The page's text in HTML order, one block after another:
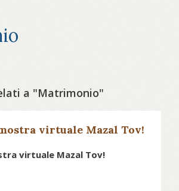
a "Matrimonio"
virtuale Mazal Tov!
virtuale Mazal Tov!